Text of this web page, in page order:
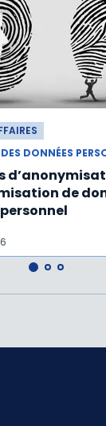
de